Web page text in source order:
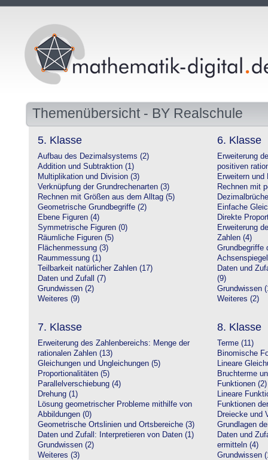
Themenübersicht - BY Realschule
5. Klasse
Aufbau des Dezimalsystems (2)
Addition und Subtraktion (1)
Multiplikation und Division (3)
Verknüpfung der Grundrechenarten (3)
Rechnen mit Größen aus dem Alltag (5)
Geometrische Grundbegriffe (2)
Ebene Figuren (4)
Symmetrische Figuren (0)
Räumliche Figuren (5)
Flächenmessung (3)
Raummessung (1)
Teilbarkeit natürlicher Zahlen (17)
Daten und Zufall (7)
Grundwissen (2)
Weiteres (9)
6. Klasse
Erweiterung
positiven
Erweitern und
Rechnen mit
Einfache
Direkte
Erweiterung
Zahlen (4)
Grundbegriffe
Daten und
(9)
Grundwissen
Weiteres (2)
7. Klasse
Erweiterung des Zahlenbereichs: Menge der
rationalen Zahlen (13)
Gleichungen und Ungleichungen (5)
Proportionalitäten (5)
Parallelverschiebung (4)
Drehung (1)
Lösung geometrischer Probleme mithilfe von
Abbildungen (0)
Geometrische Ortslinien und Ortsbereiche (3)
Daten und Zufall: Interpretieren von Daten (1)
Grundwissen (2)
Weiteres (3)
8. Klasse
Terme (11)
Binomische
Lineare
Bruchterme
Funktionen (2)
Lineare
Funktionen
Dreiecke und
Grundlagen
Daten und
ermitteln (4)
Grundwissen